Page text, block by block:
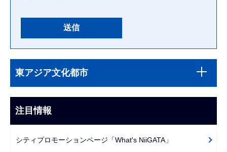
文
こ
ま
で
ビ
ー
東アジア文化都市
注目情報
シティプロモーションページ「What's NiiGATA」